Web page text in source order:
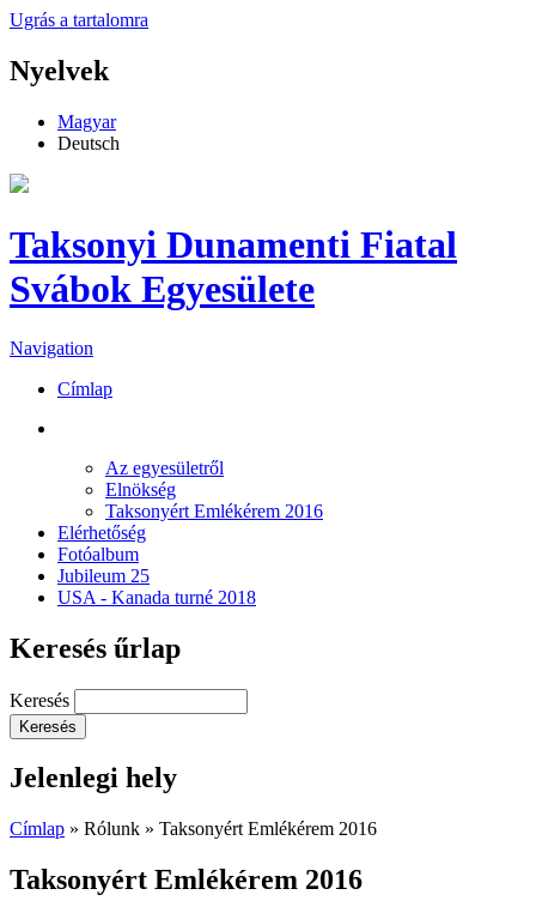
Ugrás a tartalomra
Nyelvek
Magyar
Deutsch
Taksonyi Dunamenti Fiatal
Svábok Egyesülete
Navigation
Címlap
Az egyesületről
Elnökség
Taksonyért Emlékérem 2016
Elérhetőség
Fotóalbum
Jubileum 25
USA - Kanada turné 2018
Keresés űrlap
Keresés
Jelenlegi hely
Címlap » Rólunk » Taksonyért Emlékérem 2016
Taksonyért Emlékérem 2016